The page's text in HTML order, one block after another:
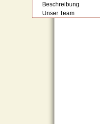
Beschreibung
Unser Team